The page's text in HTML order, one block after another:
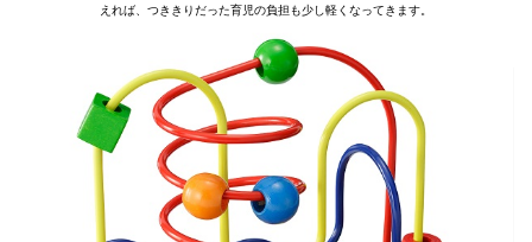
えれば、つききりだった育児の負担も少し軽くなってきます。